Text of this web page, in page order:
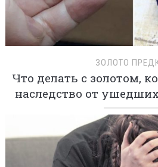
ЗОЛОТО
Что делать с золотом,
наследство от